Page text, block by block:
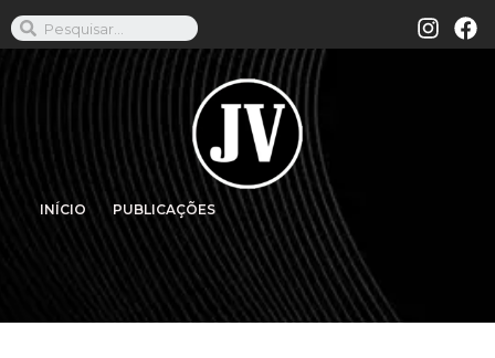
INÍCIO PUBLICAÇÕES